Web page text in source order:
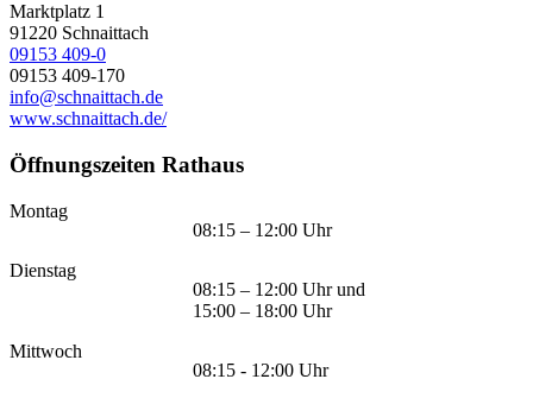
Marktplatz 1
91220 Schnaittach
09153 409-0
09153 409-170
info@schnaittach.de
www.schnaittach.de/
Öffnungszeiten Rathaus
Montag
08:15 – 12:00 Uhr
Dienstag
08:15 – 12:00 Uhr und
15:00 – 18:00 Uhr
Mittwoch
08:15 - 12:00 Uhr